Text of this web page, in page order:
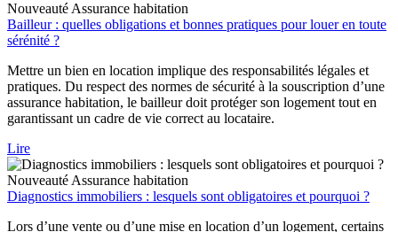
Nouveauté Assurance habitation
Bailleur : quelles obligations et bonnes pratiques pour louer en toute
sérénité ?
Mettre un bien en location implique des responsabilités légales et
pratiques. Du respect des normes de sécurité à la souscription d’une
assurance habitation, le bailleur doit protéger son logement tout en
garantissant un cadre de vie correct au locataire.
Lire
Nouveauté Assurance habitation
Diagnostics immobiliers : lesquels sont obligatoires et pourquoi ?
Lors d’une vente ou d’une mise en location d’un logement, certains